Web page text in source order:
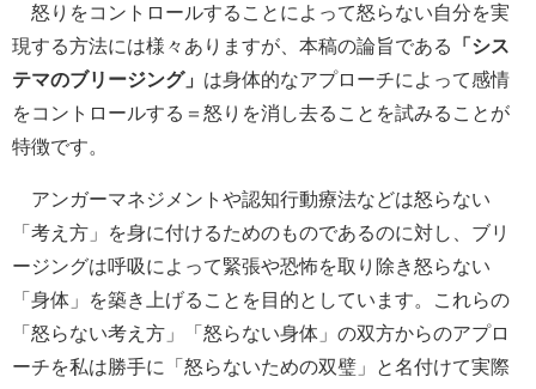
怒りをコントロールすることによって怒らない自分を実
現する方法には様々ありますが、本稿の論旨である
「シス
テマのブリージング」 は身体的なアプローチによって感情
をコントロールする＝怒りを消し去ることを試みることが
特徴です。
アンガーマネジメントや認知行動療法などは怒らない
「考え方」を身に付けるためのものであるのに対し、ブリ
ージングは呼吸によって緊張や恐怖を取り除き怒らない
「身体」を築き上げることを目的としています。これらの
「怒らない考え方」「怒らない身体」の双方からのアプロ
ーチを私は勝手に「怒らないための双璧」と名付けて実際